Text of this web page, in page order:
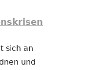
sich an
und